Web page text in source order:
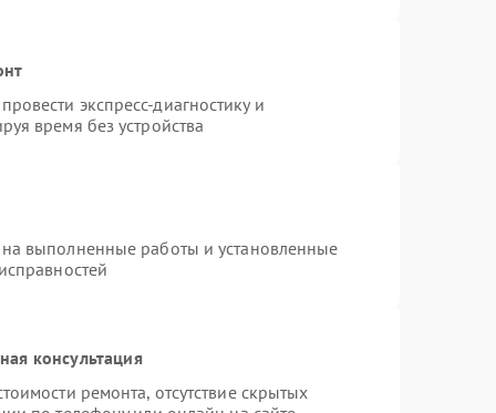
экспресс-диагностику и
время без устройства
выполненные работы и установленные
консультация
ремонта, отсутствие скрытых